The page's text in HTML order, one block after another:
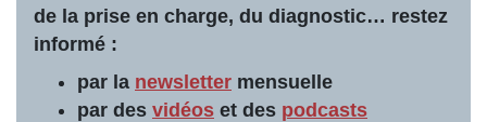
de la prise en charge, du diagnostic… restez
informé :
par la newsletter mensuelle
par des vidéos et des podcasts